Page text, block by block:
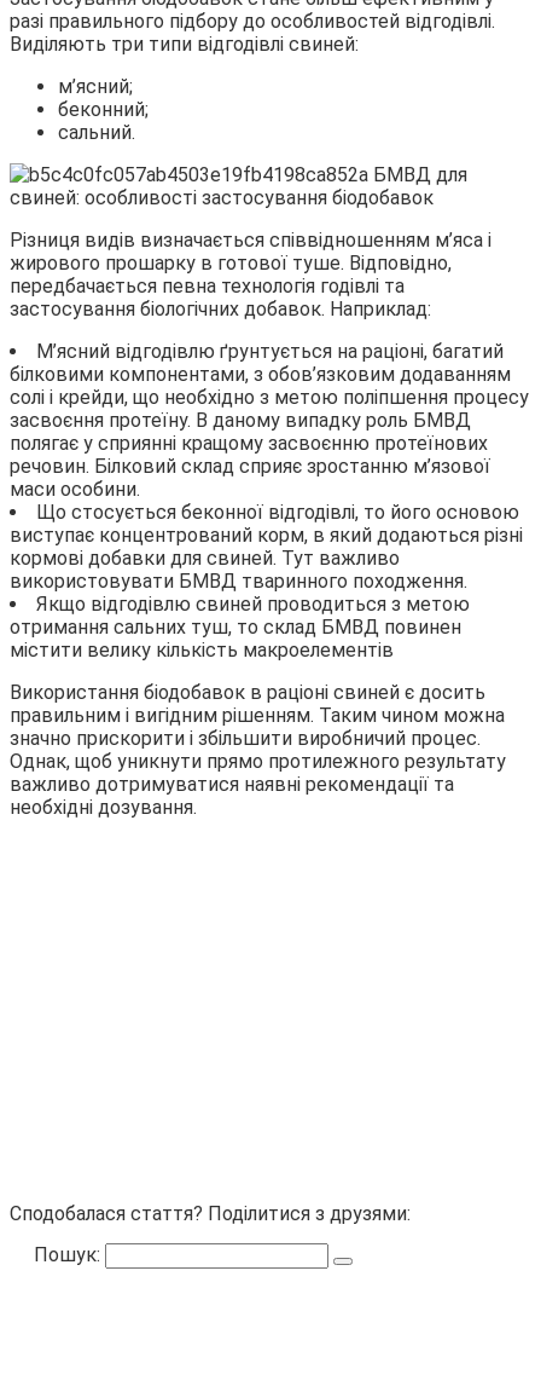
разі правильного підбору до особливостей відгодівлі.
Виділяють три типи відгодівлі свиней:
м’ясний;
беконний;
сальний.
Різниця видів визначається співвідношенням м’яса і
жирового прошарку в готової туше. Відповідно,
передбачається певна технологія годівлі та
застосування біологічних добавок. Наприклад:
М’ясний відгодівлю ґрунтується на раціоні, багатий
білковими компонентами, з обов’язковим додаванням
солі і крейди, що необхідно з метою поліпшення процесу
засвоєння протеїну. В даному випадку роль БМВД
полягає у сприянні кращому засвоєнню протеїнових
речовин. Білковий склад сприяє зростанню м’язової
маси особини.
Що стосується беконної відгодівлі, то його основою
виступає концентрований корм, в який додаються різні
кормові добавки для свиней. Тут важливо
використовувати БМВД тваринного походження.
Якщо відгодівлю свиней проводиться з метою
отримання сальних туш, то склад БМВД повинен
містити велику кількість макроелементів
Використання біодобавок в раціоні свиней є досить
правильним і вигідним рішенням. Таким чином можна
значно прискорити і збільшити виробничий процес.
Однак, щоб уникнути прямо протилежного результату
важливо дотримуватися наявні рекомендації та
необхідні дозування.
Сподобалася стаття? Поділитися з друзями:
Пошук: